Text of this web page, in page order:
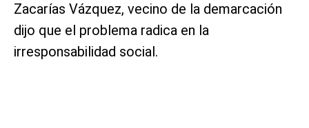
Zacarías Vázquez, vecino de la demarcación
dijo que el problema radica en la
irresponsabilidad social.